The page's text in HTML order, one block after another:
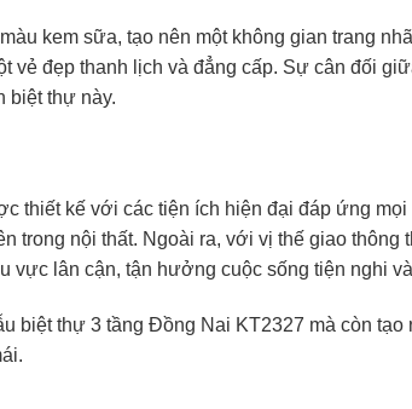
kem sữa, tạo nên một không gian trang
vẻ đẹp thanh lịch và đẳng cấp. Sự cân đối
biệt thự này.
thiết kế với các tiện ích hiện đại đáp ứng
trong nội thất. Ngoài ra, với vị thế giao thông
vực lân cận, tận hưởng cuộc sống tiện nghi
biệt thự 3 tầng Đồng Nai KT2327 mà còn